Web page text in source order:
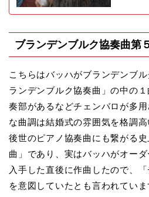
ブランデンブルク協奏曲第
こちらはバッハがブランデンブ
ランデンブルク協奏曲」の中の
奏部があるなどチェンバロが多
な曲調は結婚式の雰囲気を格調高
後世のピアノ協奏曲にも繋がる
曲」であり、実はバッハがオー
入手した直後に作曲したので、
を意図していたとも言われていま